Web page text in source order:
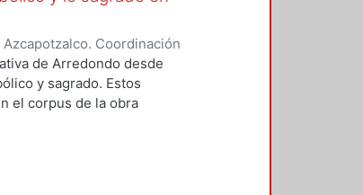
Coordinación
de Arredondo desde
y sagrado. Estos
el corpus de la obra